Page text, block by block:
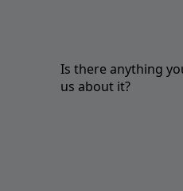
Is there anything
us about it?